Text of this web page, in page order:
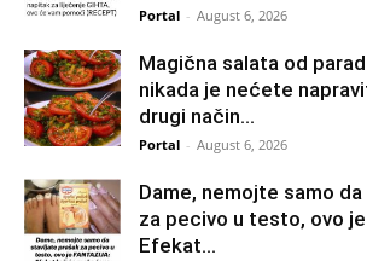
Portal - August 6, 2026
Magična salata od
nikada je nećete
drugi način…
Portal - August 6, 2026
Dame, nemojte samo
za pecivo u testo, ovo je
Efekat...